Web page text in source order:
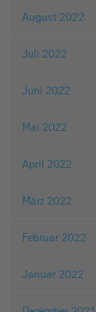
August 2022
Juli 2022
Juni 2022
Mai 2022
April 2022
März 2022
Februar 2022
Januar 2022